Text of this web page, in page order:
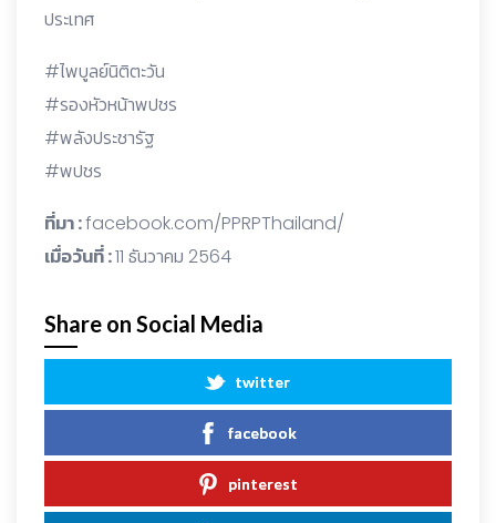
ประเทศ
#ไพบูลย์นิติตะวัน
#รองหัวหน้าพปชร
#พลังประชารัฐ
#พปชร
ที่มา :facebook.com/PPRPThailand/
เมื่อวันที่ :11 ธันวาคม 2564
Share on Social Media
twitter
facebook
pinterest